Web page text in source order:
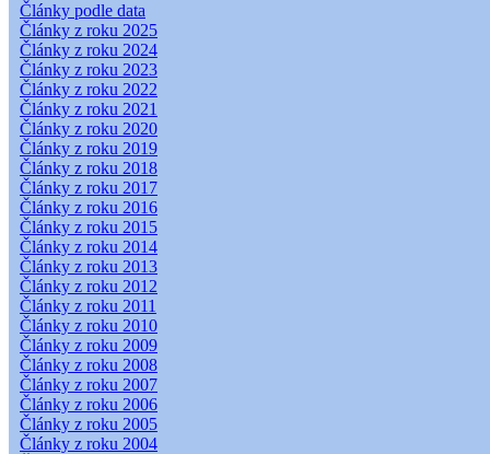
Články podle data
Články z roku 2025
Články z roku 2024
Články z roku 2023
Články z roku 2022
Články z roku 2021
Články z roku 2020
Články z roku 2019
Články z roku 2018
Články z roku 2017
Články z roku 2016
Články z roku 2015
Články z roku 2014
Články z roku 2013
Články z roku 2012
Články z roku 2011
Články z roku 2010
Články z roku 2009
Články z roku 2008
Články z roku 2007
Články z roku 2006
Články z roku 2005
Články z roku 2004